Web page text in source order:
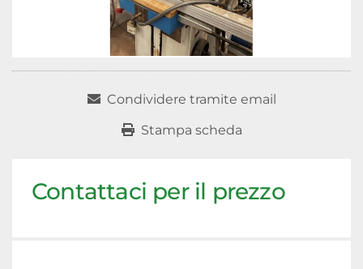
Condividere tramite email
Stampa scheda
Contattaci per il prezzo